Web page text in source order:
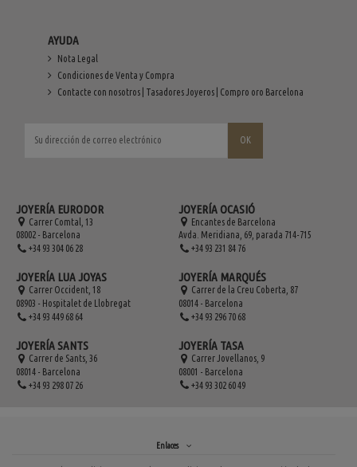
AYUDA
Nota Legal
Condiciones de Venta y Compra
Contacte con nosotros | Tasadores Joyeros | Compro oro Barcelona
JOYERÍA EURODOR
Carrer Comtal, 13
08002 - Barcelona
+34 93 304 06 28
JOYERÍA LUA JOYAS
Carrer Occident, 18
08903 - Hospitalet de Llobregat
+34 93 449 68 64
JOYERÍA SANTS
Carrer de Sants, 36
08014 - Barcelona
+34 93 298 07 26
JOYERÍA OCASIÓ
Encantes de Barcelona
Avda. Meridiana, 69, parada 714-715
+34 93 231 84 76
JOYERÍA MARQUÉS
Carrer de la Creu Coberta, 87
08014 - Barcelona
+34 93 296 70 68
JOYERÍA TASA
Carrer Jovellanos, 9
08001 - Barcelona
+34 93 302 60 49
Enlaces